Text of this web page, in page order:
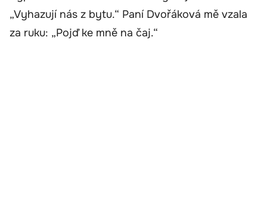
„Vyhazují nás z bytu.“ Paní Dvořáková mě vzala
za ruku: „Pojď ke mně na čaj.“